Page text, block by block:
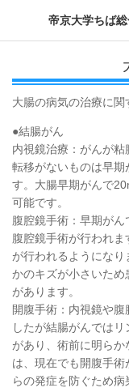
帝京大学ちば
大腸の病気の治療に関
●結腸がん
内視鏡治療：がんが
転移がないものは早期
す。大腸早期がんで
可能です。
腹腔鏡手術：早期が
腹腔鏡手術が行われ
が行われるようにな
かのキズが小さいため
があります。
開腹手術：内視鏡や
したが結腸がんでは
があり、術前に明ら
は、現在でも開腹手
らの発症を防ぐため